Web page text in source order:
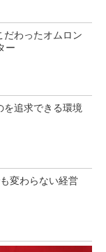
わったオムロン
ー
を追求できる環境
変わらない経営